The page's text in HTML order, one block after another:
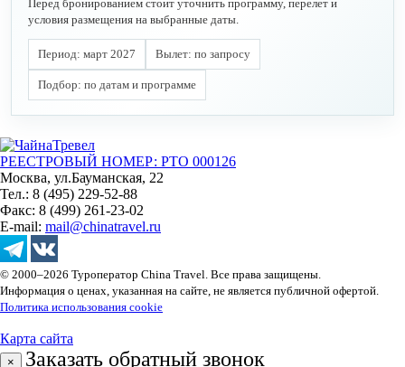
Перед бронированием стоит уточнить программу, перелет и
условия размещения на выбранные даты.
Период: март 2027 Вылет: по запросу
Подбор: по датам и программе
РЕЕСТРОВЫЙ НОМЕР: РТО 000126
Москва, ул.Бауманская, 22
Тел.: 8 (495) 229-52-88
Факс: 8 (499) 261-23-02
E-mail: mail@chinatravel.ru
© 2000–2026 Туроператор China Travel. Все права защищены.
Информация о ценах, указанная на сайте, не является публичной офертой.
Политика использования cookie
Карта сайта
× Заказать обратный звонок